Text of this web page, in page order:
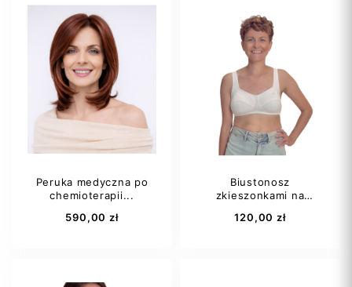
70AA
75AA
75A
75C
75D
+17
Dodaj do koszyka Dodaj do koszyka
Peruka medyczna po
chemioterapii...
590,00 zł
Biustonosz
zkieszonkami na
120,00 zł